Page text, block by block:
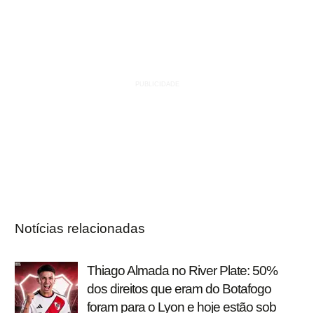
Notícias relacionadas
Thiago Almada no River Plate: 50%
dos direitos que eram do Botafogo
foram para o Lyon e hoje estão sob